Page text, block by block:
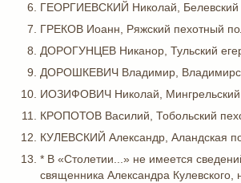
ГЕОРГИЕВСКИЙ Николай, Белевский
ГРЕКОВ Иоанн, Ряжский пехотный
ДОРОГУНЦЕВ Никанор, Тульский
ДОРОШКЕВИЧ Владимир,
ИОЗИФОВИЧ Николай, Мингрельский
КРОПОТОВ Василий, Тобольский
КУЛЕВСКИЙ Александр, Аландская
* В «Столетии...» не имеется
священника Александра Кулевского,